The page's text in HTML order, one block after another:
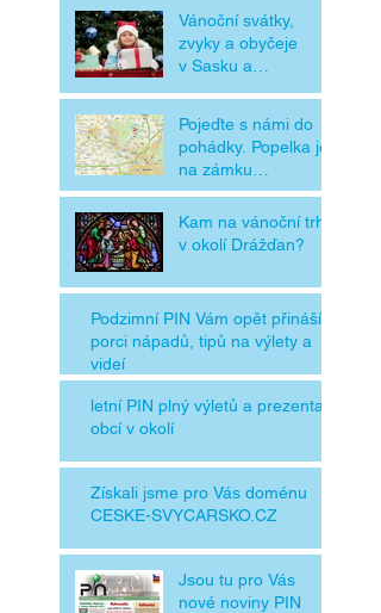
Vánoční svátky,
zvyky a obyčeje
v Sasku a
Pojeďte s námi do
pohádky. Popelka je
na zámku
Moritzburg
Kam na vánoční trhy
v okolí Drážďan?
Podzimní PIN Vám opět přináší
porci nápadů, tipů na výlety a
videí
letní PIN plný výletů a prezentací
obcí v okolí
Získali jsme pro Vás doménu
CESKE-SVYCARSKO.CZ
Jsou tu pro Vás
nové noviny PIN